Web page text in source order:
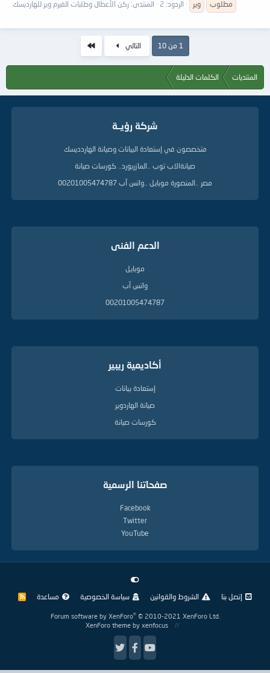
مطلوب
وير الردود: 2 المنتدى: ركن الأعطال وطلبات الفيرم وير للهارديسك
1 من 10 التالي
المنتديات الكلمات الدليلة
شركة رؤيــة
متخصصون في إستعادة البيانات وصيانة الهاردديسك
صيانةالاب توب ..المازربورد.. كورسات صيانة
مصر ..المنصورة موبايل ..واتس آب 00201005474787
الدعم الفنى
موبايل
واتس آب
00201005474787
أكاديمية ريبير
إستعادة بيانات
صيانة الهاردوير
كورسات صيانة
صفحاتنا الرسمية
Facebook
Twitter
YouTube
إتصل بنا الشروط والقوانين سياسة الخصوصية مساعدة
R
Forum software by XenForo® © 2010-2021 XenForo Ltd.
XenForo theme by xenfocus